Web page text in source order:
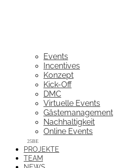
Events
Incentives
Konzept
Kick-Off
DMC
Virtuelle Events
Gästemanagement
Nachhaltigkeit
Online Events
PROJEKTE
TEAM